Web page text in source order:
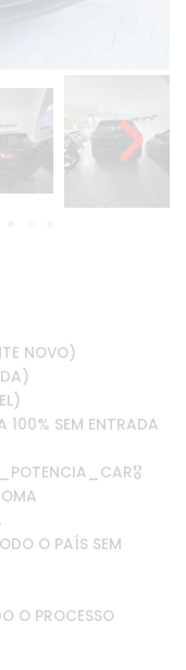
NOVO)
100% SEM ENTRADA
O PAÍS SEM
O PROCESSO